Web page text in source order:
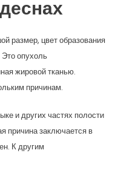
размер, цвет образования
опухоль
жировой тканью.
причинам.
и других частях полости
причина заключается в
К другим